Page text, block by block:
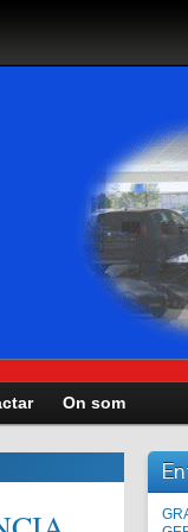
On som